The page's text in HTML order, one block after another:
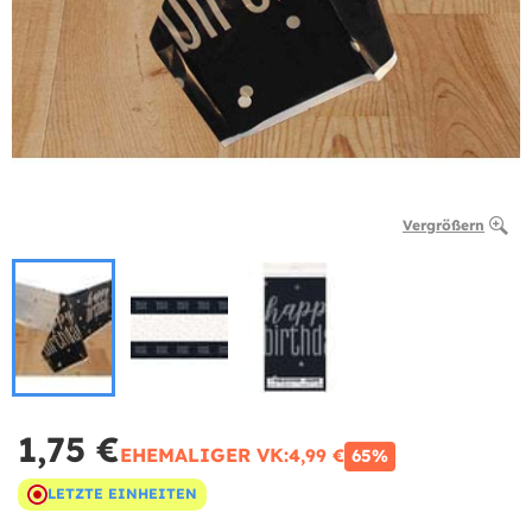
Vergrößern
1,75 €EHEMALIGER VK:4,99 € 65%
LETZTE EINHEITEN